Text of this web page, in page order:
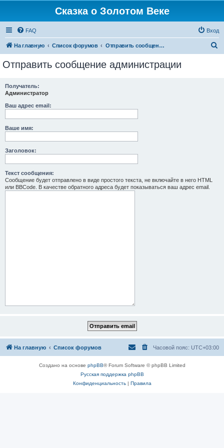
Сказка о Золотом Веке
FAQ Вход
На главную Список форумов Отправить сообщение администрации
Отправить сообщение администрации
Получатель:
Администратор
Ваш адрес email:
Ваше имя:
Заголовок:
Текст сообщения:
Сообщение будет отправлено в виде простого текста, не включайте в него HTML
или BBCode. В качестве обратного адреса будет показываться ваш адрес email.
На главную Список форумов Часовой пояс: UTC+03:00
Создано на основе phpBB® Forum Software © phpBB Limited
Русская поддержка phpBB
Конфиденциальность| Правила